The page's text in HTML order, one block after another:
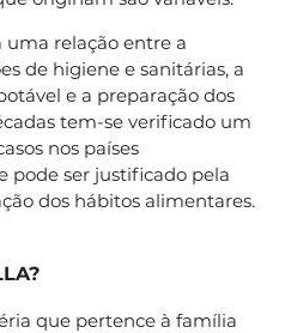
uma relação entre a
de higiene e sanitárias, a
e a preparação dos
tem-se verificado um
nos países
pode ser justificado pela
dos hábitos alimentares.
que pertence à família